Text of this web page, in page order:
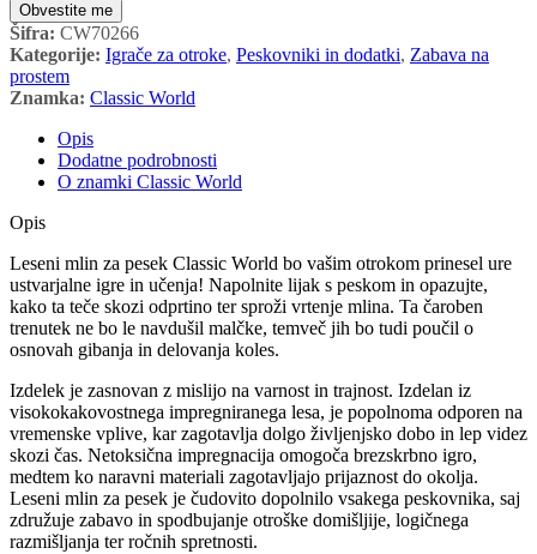
Obvestite me
Šifra: CW70266
Kategorije: Igrače za otroke, Peskovniki in dodatki, Zabava na
prostem
Znamka: Classic World
Opis
Dodatne podrobnosti
O znamki Classic World
Opis
Leseni mlin za pesek Classic World bo vašim otrokom prinesel ure
ustvarjalne igre in učenja! Napolnite lijak s peskom in opazujte,
kako ta teče skozi odprtino ter sproži vrtenje mlina. Ta čaroben
trenutek ne bo le navdušil malčke, temveč jih bo tudi poučil o
osnovah gibanja in delovanja koles.
Izdelek je zasnovan z mislijo na varnost in trajnost. Izdelan iz
visokokakovostnega impregniranega lesa, je popolnoma odporen na
vremenske vplive, kar zagotavlja dolgo življenjsko dobo in lep videz
skozi čas. Netoksična impregnacija omogoča brezskrbno igro,
medtem ko naravni materiali zagotavljajo prijaznost do okolja.
Leseni mlin za pesek je čudovito dopolnilo vsakega peskovnika, saj
združuje zabavo in spodbujanje otroške domišljije, logičnega
razmišljanja ter ročnih spretnosti.